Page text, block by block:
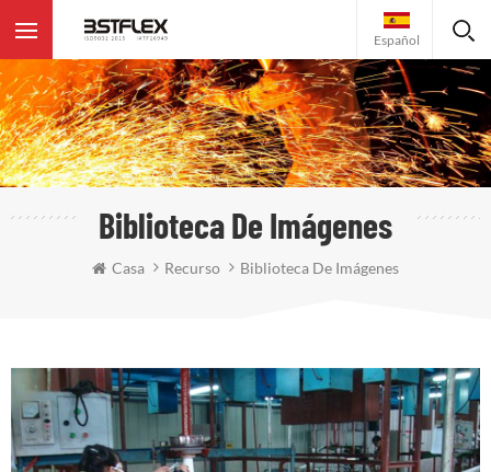
Español
Biblioteca De Imágenes
Casa Recurso Biblioteca De Imágenes